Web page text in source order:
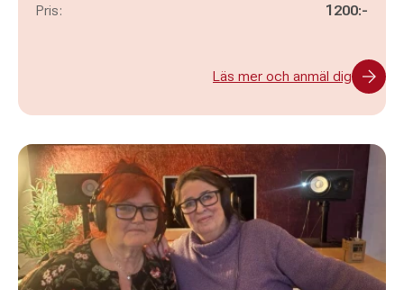
Pris: 1200:-
Läs mer och anmäl dig